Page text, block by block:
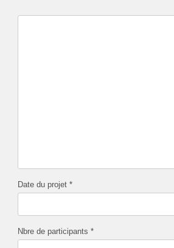
Date du projet *
Nbre de participants *